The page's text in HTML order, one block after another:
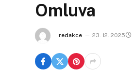
Omluva
redakce 23. 12. 2025